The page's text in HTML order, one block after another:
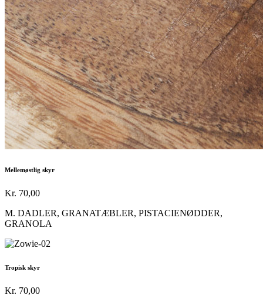
Mellemøstlig skyr
Kr. 70,00
M. DADLER, GRANATÆBLER, PISTACIENØDDER,
GRANOLA
Tropisk skyr
Kr. 70,00